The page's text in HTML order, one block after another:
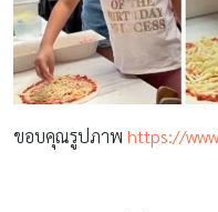
ขอบคุณรูปภาพ https://